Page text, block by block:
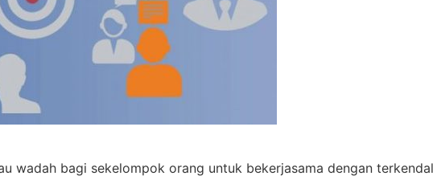
wadah bagi sekelompok orang untuk bekerjasama dengan